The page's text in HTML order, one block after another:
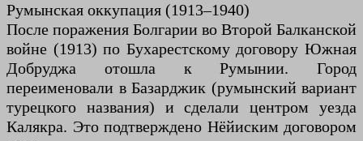
Румынская оккупация (1913–1940)
После поражения Болгарии во Второй Балканской
войне (1913) по Бухарестскому договору Южная
Добруджа отошла к Румынии. Город
переименовали в Базарджик (румынский вариант
турецкого названия) и сделали центром уезда
Калякра. Это подтверждено Нёйиским договором